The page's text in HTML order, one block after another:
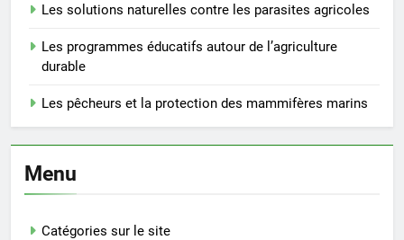
Les solutions naturelles contre les parasites agricoles
Les programmes éducatifs autour de l’agriculture
durable
Les pêcheurs et la protection des mammifères marins
Menu
Catégories sur le site